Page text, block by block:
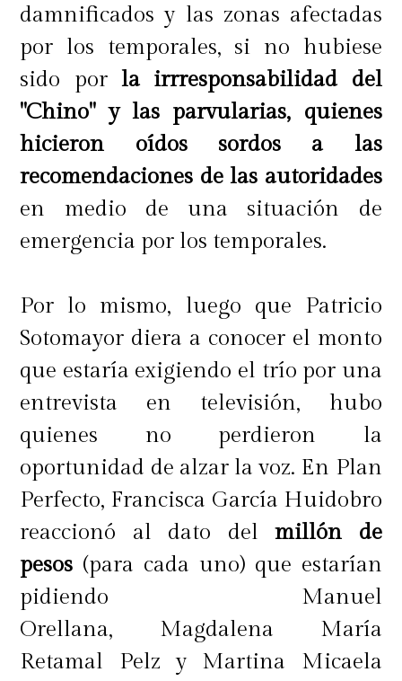
damnificados y las zonas afectadas
por los temporales, si no hubiese
sido por la irrresponsabilidad del
"Chino" y las parvularias, quienes
hicieron oídos sordos a las
recomendaciones de las autoridades
en medio de una situación de
emergencia por los temporales.
Por lo mismo, luego que Patricio
Sotomayor diera a conocer el monto
que estaría exigiendo el trío por una
entrevista en televisión, hubo
quienes no perdieron la
oportunidad de alzar la voz. En Plan
Perfecto, Francisca García Huidobro
reaccionó al dato delmillón de
pesos (para cada uno) que estarían
pidiendo Manuel
Orellana, Magdalena María
Retamal Pelz y Martina Micaela